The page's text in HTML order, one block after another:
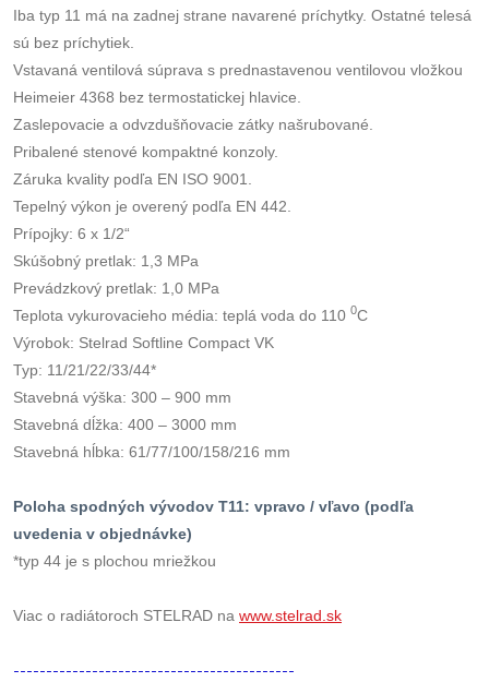
Iba typ 11 má na zadnej strane navarené príchytky. Ostatné telesá
sú bez príchytiek.
Vstavaná ventilová súprava s prednastavenou ventilovou vložkou
Heimeier 4368 bez termostatickej hlavice.
Zaslepovacie a odvzdušňovacie zátky našrubované.
Pribalené stenové kompaktné konzoly.
Záruka kvality podľa EN ISO 9001.
Tepelný výkon je overený podľa EN 442.
Prípojky: 6 x 1/2“
Skúšobný pretlak: 1,3 MPa
Prevádzkový pretlak: 1,0 MPa
Teplota vykurovacieho média: teplá voda do 110 0C
Výrobok: Stelrad Softline Compact VK
Typ: 11/21/22/33/44*
Stavebná výška: 300 – 900 mm
Stavebná dĺžka: 400 – 3000 mm
Stavebná hĺbka: 61/77/100/158/216 mm
Poloha spodných vývodov T11: vpravo / vľavo (podľa
uvedenia v objednávke)
*typ 44 je s plochou mriežkou
Viac o radiátoroch STELRAD na www.stelrad.sk
-------------------------------------------